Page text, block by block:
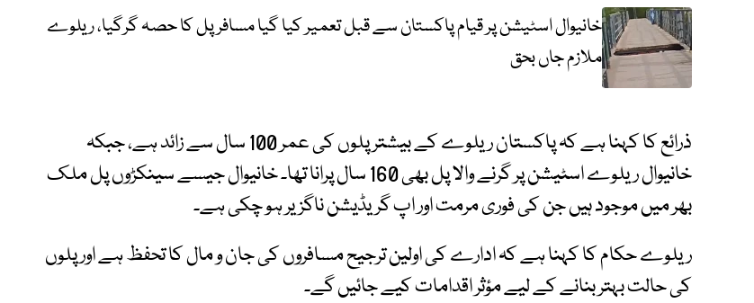
خانیوال اسٹیشن پر قیام پاکستان سے قبل تعمیر کیا گیا مسافر پل کا حصہ گرگیا، ریلوے
ملازم جاں بحق
ذرائع کا کہنا ہے کہ پاکستان ریلوے کے بیشتر پلوں کی عمر 100 سال سے زائد ہے، جبکہ
خانیوال ریلوے اسٹیشن پر گرنے والا پل بھی 160 سال پرانا تھا۔ خانیوال جیسے سینکڑوں پل ملک
بھر میں موجود ہیں جن کی فوری مرمت اور اپ گریڈیشن ناگزیر ہو چکی ہے۔
ریلوے حکام کا کہنا ہے کہ ادارے کی اولین ترجیح مسافروں کی جان و مال کا تحفظ ہے اور پلوں
کی حالت بہتر بنانے کے لیے مؤثر اقدامات کیے جائیں گے۔